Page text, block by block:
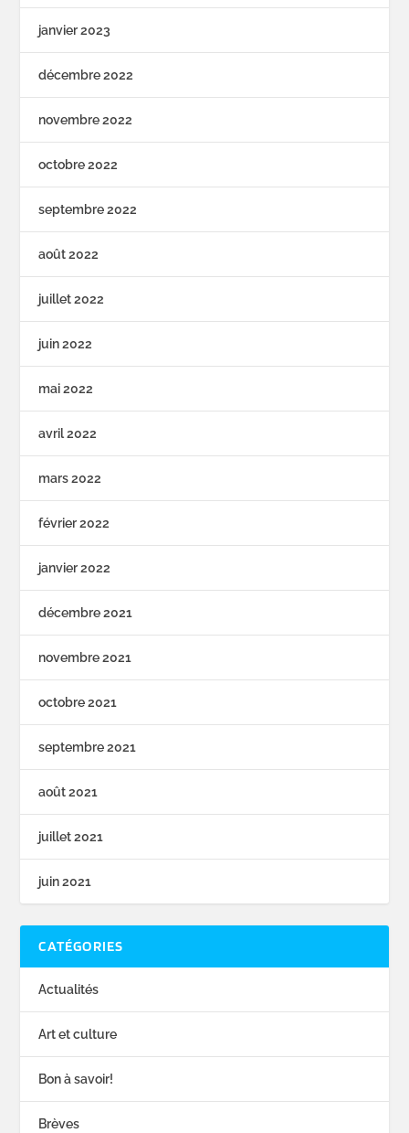
janvier 2023
décembre 2022
novembre 2022
octobre 2022
septembre 2022
août 2022
juillet 2022
juin 2022
mai 2022
avril 2022
mars 2022
février 2022
janvier 2022
décembre 2021
novembre 2021
octobre 2021
septembre 2021
août 2021
juillet 2021
juin 2021
CATÉGORIES
Actualités
Art et culture
Bon à savoir!
Brèves